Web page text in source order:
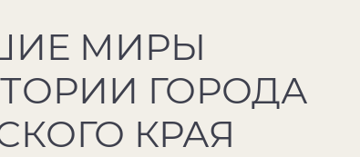
МИРЫ
ГОРОДА
КРАЯ